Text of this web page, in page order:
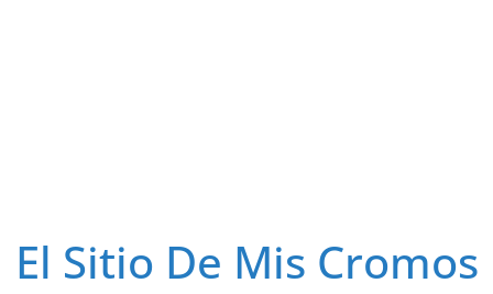
El Sitio De Mis Cromos